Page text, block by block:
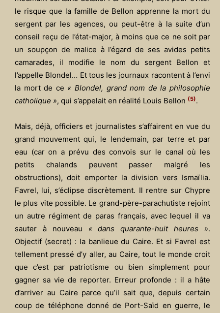
le risque que la famille de Bellon apprenne la mort du
sergent par les agences, ou peut-être à la suite d’un
conseil reçu de l’état-major, à moins que ce ne soit par
un soupçon de malice à l’égard de ses avides petits
camarades, il modifie le nom du sergent Bellon et
l’appelle Blondel… Et tous les journaux racontent à l’envi
la mort de ce « Blondel, grand nom de la philosophie
catholique », qui s’appelait en réalité Louis Bellon (5).
Mais, déjà, officiers et journalistes s’affairent en vue du
grand mouvement qui, le lendemain, par terre et par
eau (car on a prévu des convois sur le canal où les
petits chalands peuvent passer malgré les
obstructions), doit emporter la division vers Ismaïlia.
Favrel, lui, s’éclipse discrètement. Il rentre sur Chypre
le plus vite possible. Le grand-père-parachutiste rejoint
un autre régiment de paras français, avec lequel il va
sauter à nouveau « dans quarante-huit heures ».
Objectif (secret) : la banlieue du Caire. Et si Favrel est
tellement pressé d’y aller, au Caire, tout le monde croit
que c’est par patriotisme ou bien simplement pour
gagner sa vie de reporter. Erreur profonde : il a hâte
d’arriver au Caire parce qu’il sait que, depuis certain
coup de téléphone donné de Port-Saïd en guerre, le